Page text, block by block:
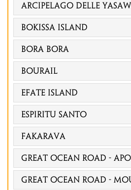
Arcipelago delle
Bokissa Island
Bora Bora
Bourail
Efate Island
Espiritu Santo
Fakarava
GREAT OCEAN ROAD -
GREAT OCEAN ROAD -